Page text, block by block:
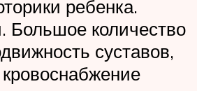
ребенка.
Большое количество
суставов,